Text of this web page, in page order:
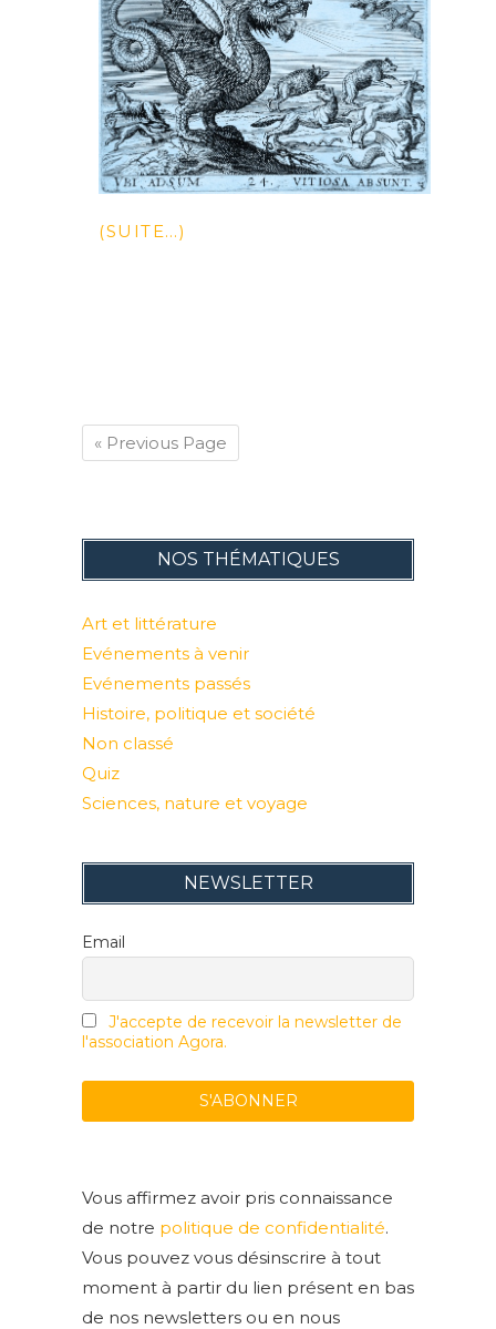
(SUITE…)
« Previous Page
NOS THÉMATIQUES
Art et littérature
Evénements à venir
Evénements passés
Histoire, politique et société
Non classé
Quiz
Sciences, nature et voyage
NEWSLETTER
Email
J'accepte de recevoir la newsletter de
l'association Agora.
Vous affirmez avoir pris connaissance
de notre politique de confidentialité.
Vous pouvez vous désinscrire à tout
moment à partir du lien présent en bas
de nos newsletters ou en nous